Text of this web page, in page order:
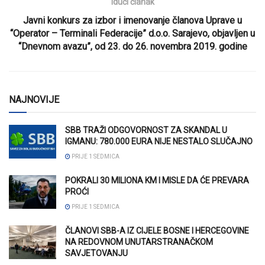
Javni konkurs za izbor i imenovanje članova Uprave u
“Operator – Terminali Federacije” d.o.o. Sarajevo, objavljen u
“Dnevnom avazu”, od 23. do 26. novembra 2019. godine
NAJNOVIJE
SBB TRAŽI ODGOVORNOST ZA SKANDAL U
IGMANU: 780.000 EURA NIJE NESTALO SLUČAJNO
PRIJE 1 SEDMICA
POKRALI 30 MILIONA KM I MISLE DA ĆE PREVARA
PROĆI
PRIJE 1 SEDMICA
ČLANOVI SBB-A IZ CIJELE BOSNE I HERCEGOVINE
NA REDOVNOM UNUTARSTRANAČKOM
SAVJETOVANJU